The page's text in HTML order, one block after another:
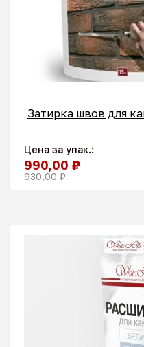
Затирка швов для
Цена за упак.:
990,00 ₽
930,00 ₽